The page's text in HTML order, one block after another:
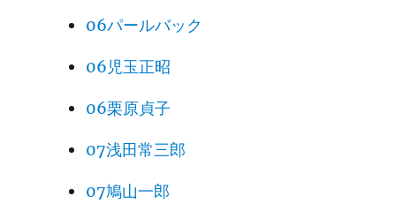
06パールバック
06児玉正昭
06栗原貞子
07浅田常三郎
07鳩山一郎